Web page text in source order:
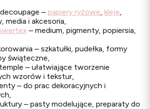
– papiery ryżowe kleje
media i akcesoria,
– medium, pigmenty, popiersia,
– szkatułki, pudełka, formy
świąteczne,
– ułatwiające tworzenie
wzorów i tekstur,
– do prac dekoracyjnych i
– pasty modelujące, preparaty do